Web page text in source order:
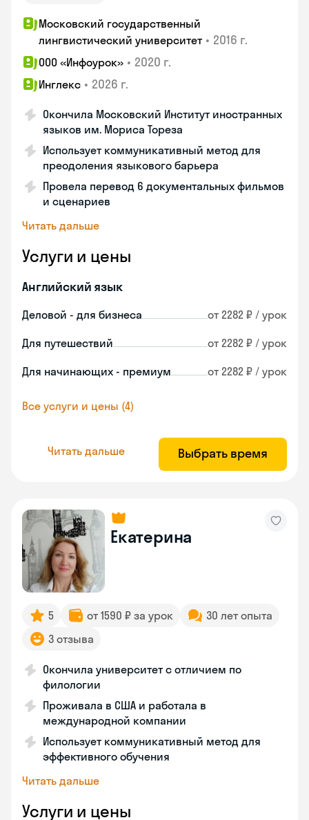
Московский государственный
лингвистический университет • 2016 г.
ООО «Инфоурок» • 2020 г.
Инглекс • 2026 г.
Окончила Московский Институт иностранных
языков им. Мориса Тореза
Использует коммуникативный метод для
преодоления языкового барьера
Провела перевод 6 документальных фильмов
и сценариев
Читать дальше
Услуги и цены
Английский язык
Деловой - для бизнеса от 2282 ₽ / урок
Для путешествий от 2282 ₽ / урок
Для начинающих - премиум от 2282 ₽ / урок
Все услуги и цены (4)
Читать дальше Выбрать время
Екатерина
5 от 1590 ₽ за урок
30 лет опыта
3 отзыва
Окончила университет с отличием по
филологии
Проживала в США и работала в
международной компании
Использует коммуникативный метод для
эффективного обучения
Читать дальше
Услуги и цены